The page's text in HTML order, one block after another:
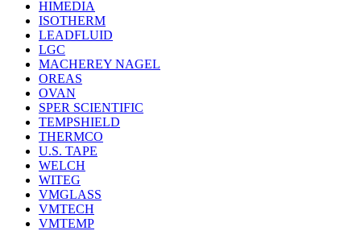
HIMEDIA
ISOTHERM
LEADFLUID
LGC
MACHEREY NAGEL
OREAS
OVAN
SPER SCIENTIFIC
TEMPSHIELD
THERMCO
U.S. TAPE
WELCH
WITEG
VMGLASS
VMTECH
VMTEMP